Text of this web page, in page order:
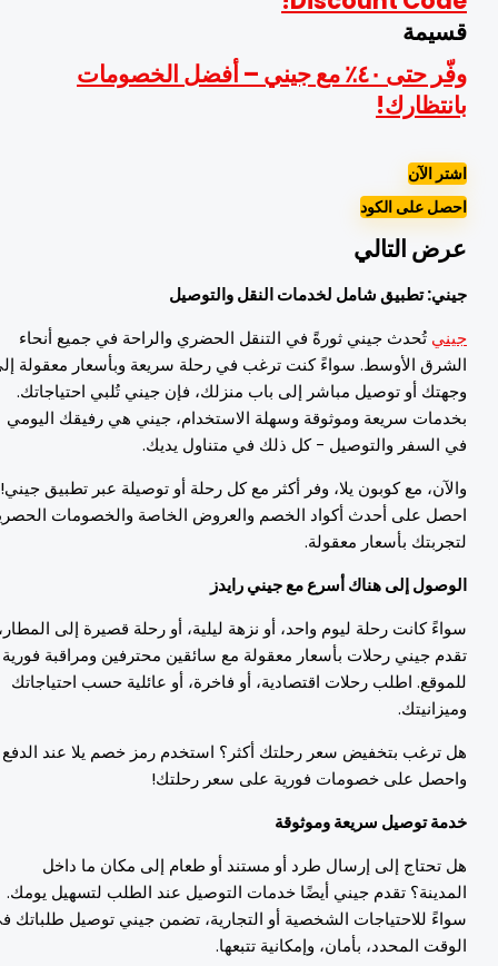
وفّر حتى ٤٠٪ مع جيني – أفضل الخصومات
الآن
على الكود
التالي
تطبيق شامل لخدمات النقل والتوصيل
تُحدث جيني ثورةً في التنقل الحضري والراحة في جميع أنحاء
الأوسط. سواءً كنت ترغب في رحلة سريعة وبأسعار معقولة إلى
أو توصيل مباشر إلى باب منزلك، فإن جيني تُلبي احتياجاتك.
سريعة وموثوقة وسهلة الاستخدام، جيني هي رفيقك اليومي
السفر والتوصيل - كل ذلك في متناول يديك.
مع كوبون يلا، وفر أكثر مع كل رحلة أو توصيلة عبر تطبيق جيني!
على أحدث أكواد الخصم والعروض الخاصة والخصومات الحصرية
بأسعار معقولة.
إلى هناك أسرع مع جيني رايدز
كانت رحلة ليوم واحد، أو نزهة ليلية، أو رحلة قصيرة إلى المطار،
جيني رحلات بأسعار معقولة مع سائقين محترفين ومراقبة فورية
اطلب رحلات اقتصادية، أو فاخرة، أو عائلية حسب احتياجاتك
ترغب بتخفيض سعر رحلتك أكثر؟ استخدم رمز خصم يلا عند الدفع
على خصومات فورية على سعر رحلتك!
توصيل سريعة وموثوقة
تحتاج إلى إرسال طرد أو مستند أو طعام إلى مكان ما داخل
تقدم جيني أيضًا خدمات التوصيل عند الطلب لتسهيل يومك.
للاحتياجات الشخصية أو التجارية، تضمن جيني توصيل طلباتك في
المحدد، بأمان، وإمكانية تتبعها.